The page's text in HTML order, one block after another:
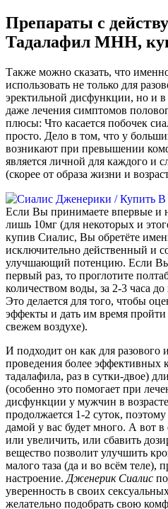
Препараты с
Тадалафил МНН,
Также можно сказать, что
использовать не только для
эректильной дисфункции, но и
даже лечения симптомов
плюсы: Что касается побочек
просто. Дело в том, что у
возникают при превышении
является личной для каждого и
(скорее от образа жизни и
Если Вы принимаете впервые и
лишь 10мг (для некоторых и
купив Сиалис, Вы обретёте
исключительно действенный и
улучшающий потенцию. Если Вы
первый раз, то проглотите
количеством воды, за 2-3 часа
Это делается для того, чтобы
эффекты и дать им время
свежем воздухе).
И подходит он как для разового
проведения более эффективных
тадалафила, раз в сутки-двое)
(особенно это помогает при
дисфункции у мужчин в
продолжается 1-2 суток,
дамой у вас будет много. А вот
или увеличить, или сбавить
вещество позволит улучшить
малого таза (да и во всём теле),
настроение. Дженерик Сиалис
уверенность в своих
желательно подобрать свою